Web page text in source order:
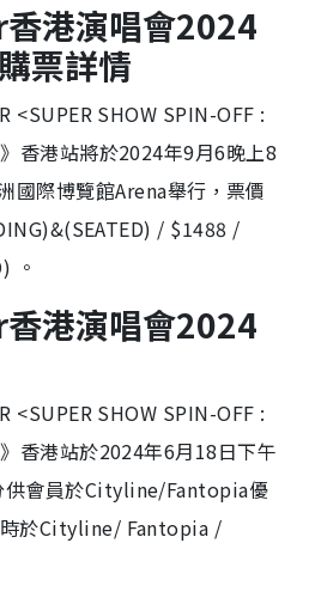
港演唱會2024
票詳情
<SUPER SHOW SPIN-OFF :
香港站將於2024年9月6晚上8
國際博覽館Arena舉行，票價
/ $1488 /
。
港演唱會2024
<SUPER SHOW SPIN-OFF :
香港站於2024年6月18日下午
供會員於Cityline/Fantopia優
於Cityline/ Fantopia /